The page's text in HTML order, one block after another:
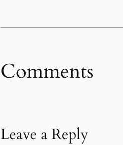
Comments
Leave a Reply